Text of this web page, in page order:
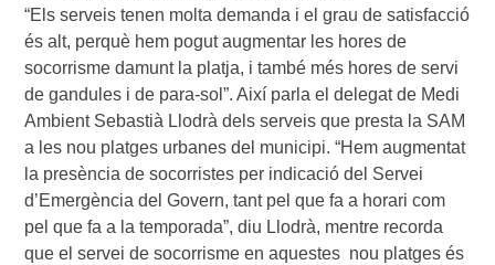
“Els serveis tenen molta demanda i el grau de satisfacció
és alt, perquè hem pogut augmentar les hores de
socorrisme damunt la platja, i també més hores de servi
de gandules i de para-sol”. Així parla el delegat de Medi
Ambient Sebastià Llodrà dels serveis que presta la SAM
a les nou platges urbanes del municipi. “Hem augmentat
la presència de socorristes per indicació del Servei
d’Emergència del Govern, tant pel que fa a horari com
pel que fa a la temporada”, diu Llodrà, mentre recorda
que el servei de socorrisme en aquestes nou platges és